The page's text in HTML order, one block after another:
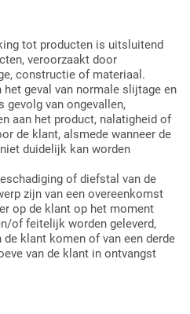
tot producten is uitsluitend
veroorzaakt door
constructie of materiaal.
het geval van normale slijtage en
gevolg van ongevallen,
aan het product, nalatigheid of
de klant, alsmede wanneer de
duidelijk kan worden
of diefstal van de
zijn van een overeenkomst
op de klant op het moment
of feitelijk worden geleverd,
klant komen of van een derde
van de klant in ontvangst